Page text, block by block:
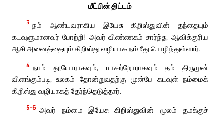
மீட்பின் திட்டம்
3 நம் ஆண்டவராகிய இயேசு கிறிஸ்துவின் தந்தையும்
கடவுளுமானவர் போற்றி! அவர் விண்ணகம் சார்ந்த, ஆவிக்குரிய
ஆசி அனைத்தையும் கிறிஸ்து வழியாக நம்மீது பொழிந்துள்ளார்.
4 நாம் தூயோராகவும், மாசற்றோராகவும் தம் திருமுன்
விளங்கும்படி, உலகம் தோன்றுவதற்கு முன்பே கடவுள் நம்மைக்
கிறிஸ்து வழியாகத் தேர்ந்தெடுத்தார்.
5-6 அவர் நம்மை இயேசு கிறிஸ்துவின் மூலம் தமக்குச்